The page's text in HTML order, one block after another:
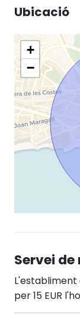
Ubicació
+
−
Servei de
L'establiment
per 15 EUR